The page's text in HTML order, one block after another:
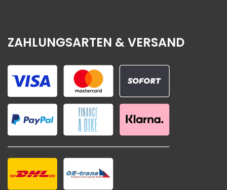
ZAHLUNGSARTEN & VERSAND